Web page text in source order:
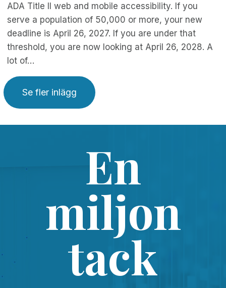
ADA Title II web and mobile accessibility. If you
serve a population of 50,000 or more, your new
deadline is April 26, 2027. If you are under that
threshold, you are now looking at April 26, 2028. A
lot of…
Se fler inlägg
En
miljon
tack